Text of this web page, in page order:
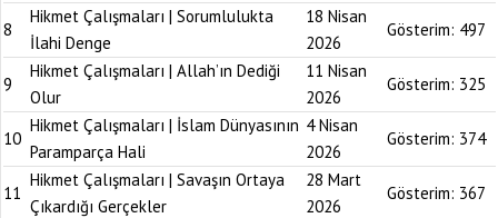
8
Hikmet Çalışmaları | Sorumlulukta
İlahi Denge
18 Nisan
2026
Gösterim: 497
9
Hikmet Çalışmaları | Allah’ın Dediği
Olur
11 Nisan
2026
Gösterim: 325
10
Hikmet Çalışmaları | İslam Dünyasının
Paramparça Hali
4 Nisan
2026
Gösterim: 374
11
Hikmet Çalışmaları | Savaşın Ortaya
Çıkardığı Gerçekler
28 Mart
2026
Gösterim: 367